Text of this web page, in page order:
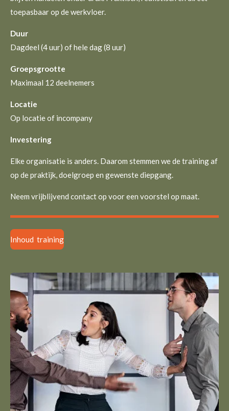
toepasbaar op de werkvloer.
Duur
Dagdeel (4 uur) of hele dag (8 uur)
Groepsgrootte
Maximaal 12 deelnemers
Locatie
Op locatie of incompany
Investering
Elke organisatie is anders. Daarom stemmen we de training af
op de praktijk, doelgroep en gewenste diepgang.
Neem vrijblijvend contact op voor een voorstel op maat.
Inhoud training